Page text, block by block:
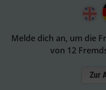
Melde dich an, um die
von 12
Zur